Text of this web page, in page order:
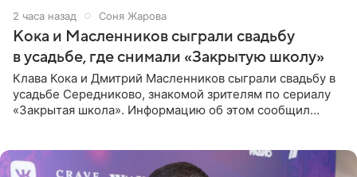
2 часа назад Соня Жарова
Кока и Масленников сыграли свадьбу
в усадьбе, где снимали «Закрытую школу»
Клава Кока и Дмитрий Масленников сыграли свадьбу в
усадьбе Середниково, знакомой зрителям по сериалу
«Закрытая школа». Информацию об этом сообщил